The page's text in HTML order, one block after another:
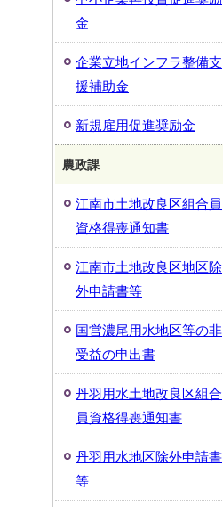
金
企業立地インフラ整備支
援補助金
新規雇用促進奨励金
農政課
江南市土地改良区組合員
資格得喪通知書
江南市土地改良区地区除
外申請書等
国営濃尾用水地区等の非
受益の申出書
丹羽用水土地改良区組合
員資格得喪通知書
丹羽用水地区除外申請書
等